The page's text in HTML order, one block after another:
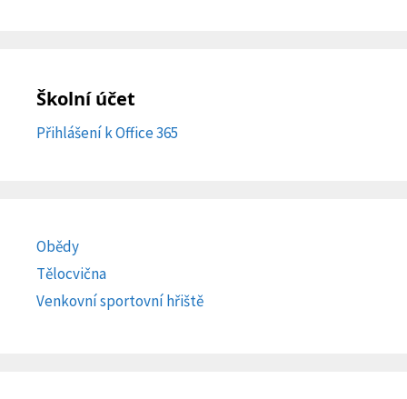
Školní účet
Přihlášení k Office 365
Obědy
Tělocvična
Venkovní sportovní hřiště